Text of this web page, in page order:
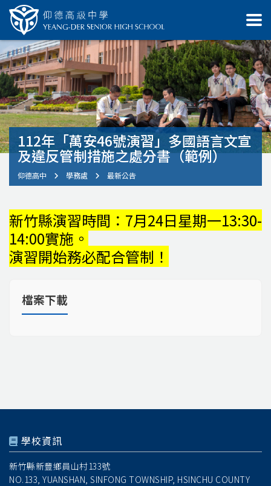
112年「萬安46號演習」多國語言文宣
及違反管制措施之處分書（範例）
仰德高中 學務處 最新公告
新竹縣演習時間：7月24日星期一13:30-
14:00實施。
演習開始務必配合管制！
檔案下載
學校資訊
新竹縣新豐鄉員山村133號
NO.133, YUANSHAN, SINFONG TOWNSHIP, HSINCHU COUNTY